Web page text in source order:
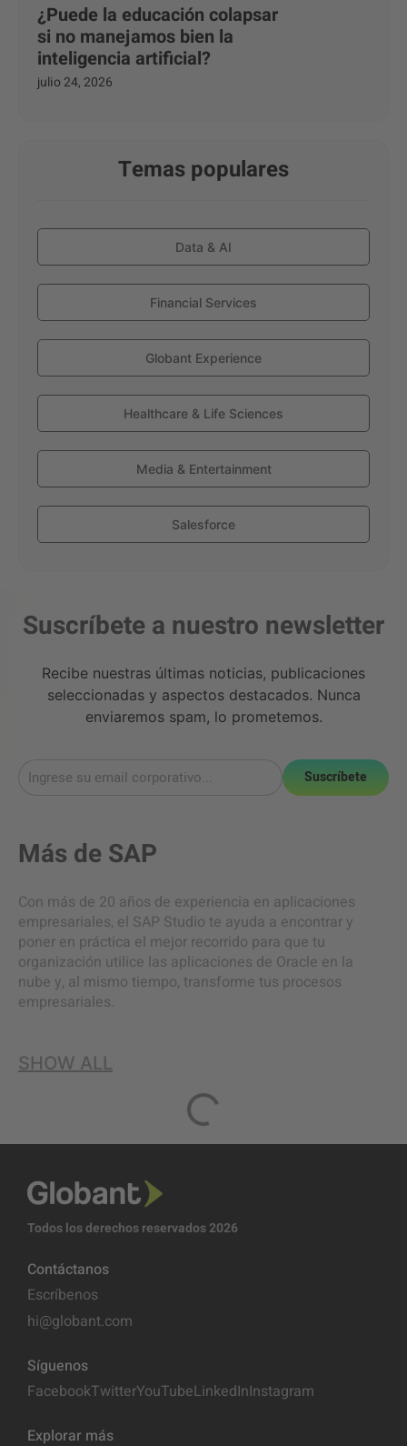
¿Puede la educación colapsar
si no manejamos bien la
inteligencia artificial?
julio 24, 2026
Temas populares
Data & AI
Financial Services
Globant Experience
Healthcare & Life Sciences
Media & Entertainment
Salesforce
Suscríbete a nuestro newsletter
Recibe nuestras últimas noticias, publicaciones
seleccionadas y aspectos destacados. Nunca
enviaremos spam, lo prometemos.
Suscríbete
Más deSAP
Con más de 20 años de experiencia en aplicaciones
empresariales, el SAP Studio te ayuda a encontrar y
poner en práctica el mejor recorrido para que tu
organización utilice las aplicaciones de Oracle en la
nube y, al mismo tiempo, transforme tus procesos
empresariales.
SHOW ALL
Todos los derechos reservados 2026
Contáctanos
Escríbenos
hi@globant.com
Síguenos
FacebookTwitterYouTubeLinkedInInstagram
Explorar más